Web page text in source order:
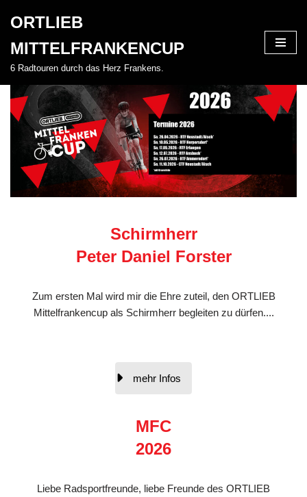
Inhalt
springen
ORTLIEB
MITTELFRANKENCUP
6 Radtouren durch das Herz Frankens.
Schirmherr
Peter Daniel Forster
Zum ersten Mal wird mir die Ehre zuteil, den ORTLIEB
Mittelfrankencup als Schirmherr begleiten zu dürfen....
mehr Infos
MFC
2026
Liebe Radsportfreunde, liebe Freunde des ORTLIEB